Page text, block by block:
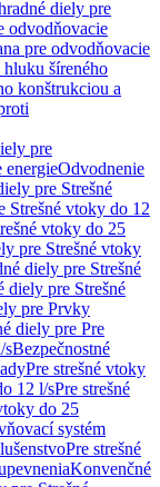
diely pre
odvodňovacie
pre odvodňovacie
šíreného
konštrukciou a
pre
energieOdvodnenie
pre Strešné
Strešné vtoky do 12
vtoky do 25
pre Strešné vtoky
diely pre Strešné
diely pre Strešné
pre Prvky
diely pre Pre
sBezpečnostné
Pre strešné vtoky
12 l/sPre strešné
do 25
systém
Pre strešné
Konvenčné